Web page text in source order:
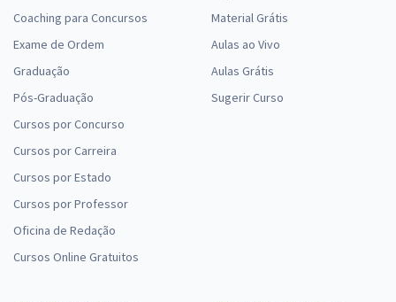
Coaching para Concursos
Exame de Ordem
Graduação
Pós-Graduação
Cursos por Concurso
Cursos por Carreira
Cursos por Estado
Cursos por Professor
Oficina de Redação
Cursos Online Gratuitos
Material Grátis
Aulas ao Vivo
Aulas Grátis
Sugerir Curso